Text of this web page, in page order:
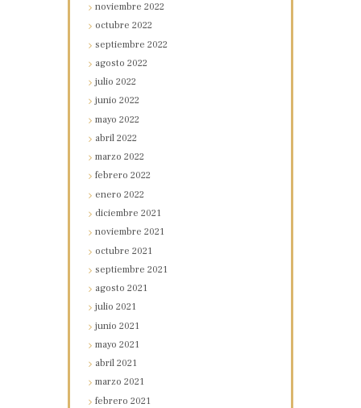
noviembre2022
octubre2022
septiembre2022
agosto2022
julio2022
junio2022
mayo2022
abril2022
marzo2022
febrero2022
enero2022
diciembre2021
noviembre2021
octubre2021
septiembre2021
agosto2021
julio2021
junio2021
mayo2021
abril2021
marzo2021
febrero2021